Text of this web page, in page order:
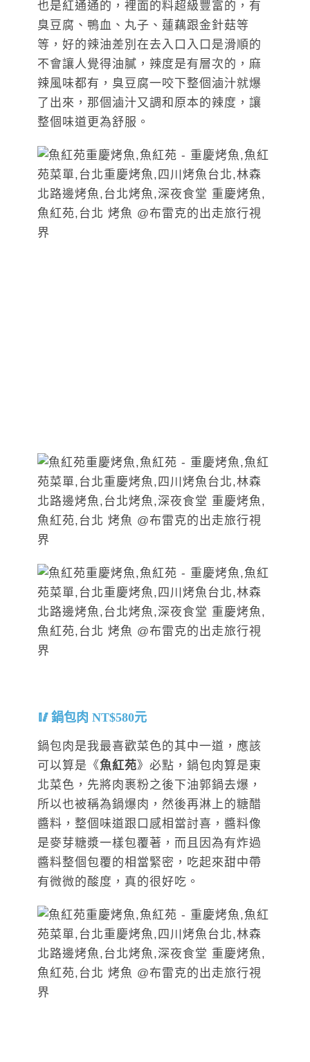
也是紅通通的，裡面的料超級豐富的，有
臭豆腐、鴨血、丸子、蓮藕跟金針菇等
等，好的辣油差別在去入口入口是滑順的
不會讓人覺得油膩，辣度是有層次的，麻
辣風味都有，臭豆腐一咬下整個滷汁就爆
了出來，那個滷汁又調和原本的辣度，讓
整個味道更為舒服。
鍋包肉 NT$580元
鍋包肉是我最喜歡菜色的其中一道，應該
可以算是《魚紅苑》必點，鍋包肉算是東
北菜色，先將肉裹粉之後下油郭鍋去爆，
所以也被稱為鍋爆肉，然後再淋上的糖醋
醬料，整個味道跟口感相當討喜，醬料像
是麥芽糖漿一樣包覆著，而且因為有炸過
醬料整個包覆的相當緊密，吃起來甜中帶
有微微的酸度，真的很好吃。